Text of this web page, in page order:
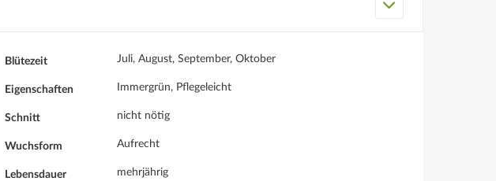
Blütezeit Juli, August, September, Oktober
Eigenschaften Immergrün, Pflegeleicht
Schnitt nicht nötig
Wuchsform Aufrecht
Lebensdauer mehrjährig